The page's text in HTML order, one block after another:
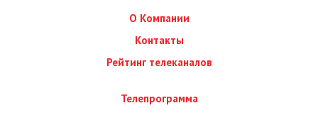
О Компании
Контакты
Рейтинг телеканалов
Телепрограмма